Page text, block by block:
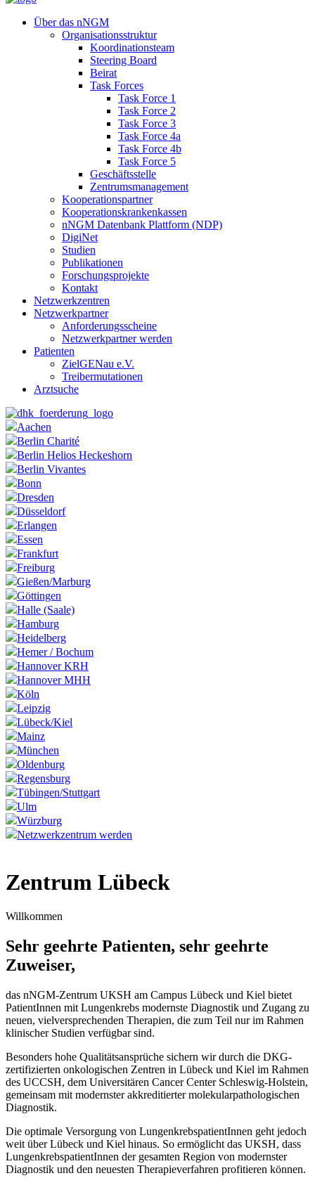
Über das nNGM
Organisationsstruktur
Koordinationsteam
Steering Board
Beirat
Task Forces
Task Force 1
Task Force 2
Task Force 3
Task Force 4a
Task Force 4b
Task Force 5
Geschäftsstelle
Zentrumsmanagement
Kooperationspartner
Kooperationskrankenkassen
nNGM Datenbank Plattform (NDP)
DigiNet
Studien
Publikationen
Forschungsprojekte
Kontakt
Netzwerkzentren
Netzwerkpartner
Anforderungsscheine
Netzwerkpartner werden
Patienten
ZielGENau e.V.
Treibermutationen
Arztsuche
Aachen
Berlin Charité
Berlin Helios Heckeshorn
Berlin Vivantes
Bonn
Dresden
Düsseldorf
Erlangen
Essen
Frankfurt
Freiburg
Gießen/Marburg
Göttingen
Halle (Saale)
Hamburg
Heidelberg
Hemer / Bochum
Hannover KRH
Hannover MHH
Köln
Leipzig
Lübeck/Kiel
Mainz
München
Oldenburg
Regensburg
Tübingen/Stuttgart
Ulm
Würzburg
Netzwerkzentrum werden
Zentrum Lübeck
Willkommen
Sehr geehrte Patienten, sehr geehrte
Zuweiser,
das nNGM-Zentrum UKSH am Campus Lübeck und Kiel bietet
PatientInnen mit Lungenkrebs modernste Diagnostik und Zugang zu
neuen, vielversprechenden Therapien, die zum Teil nur im Rahmen
klinischer Studien verfügbar sind.
Besonders hohe Qualitätsansprüche sichern wir durch die DKG-
zertifizierten onkologischen Zentren in Lübeck und Kiel im Rahmen
des UCCSH, dem Universitären Cancer Center Schleswig-Holstein,
gemeinsam mit modernster akkreditierter molekularpathologischen
Diagnostik.
Die optimale Versorgung von LungenkrebspatientInnen geht jedoch
weit über Lübeck und Kiel hinaus. So ermöglicht das UKSH, dass
LungenkrebspatientInnen der gesamten Region von modernster
Diagnostik und den neuesten Therapieverfahren profitieren können.